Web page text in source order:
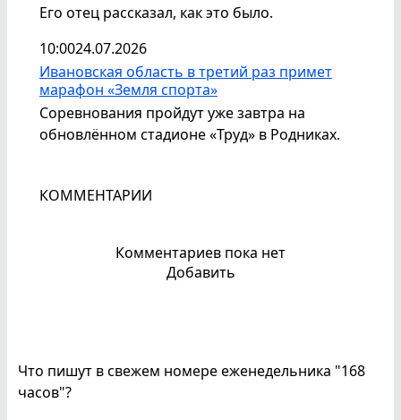
Его отец рассказал, как это было.
10:0024.07.2026
Ивановская область в третий раз примет
марафон «Земля спорта»
Соревнования пройдут уже завтра на
обновлённом стадионе «Труд» в Родниках.
КОММЕНТАРИИ
Комментариев пока нет
Добавить
Что пишут в свежем номере еженедельника "168
часов"?